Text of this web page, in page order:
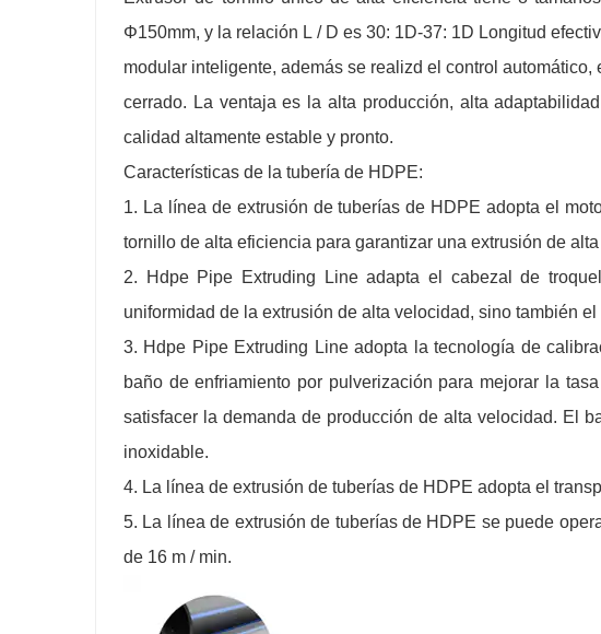
Φ150mm, y la relación L / D es 30: 1D-37: 1D Longitud
modular inteligente, además se realizd el control
cerrado. La ventaja es la alta producción, alta
calidad altamente estable y pronto.
Características de la tubería de HDPE:
1. La línea de extrusión de tuberías de HDPE adopta el
tornillo de alta eficiencia para garantizar una extrusión de
2. Hdpe Pipe Extruding Line adapta el cabezal de
uniformidad de la extrusión de alta velocidad, sino también
3. Hdpe Pipe Extruding Line adopta la tecnología de
baño de enfriamiento por pulverización para mejorar la
satisfacer la demanda de producción de alta velocidad. El
inoxidable.
4. La línea de extrusión de tuberías de HDPE adopta el
5. La línea de extrusión de tuberías de HDPE se puede
de 16 m / min.